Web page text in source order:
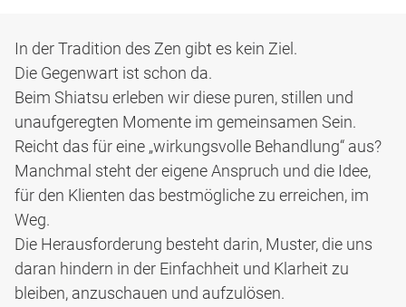
In der Tradition des Zen gibt es kein Ziel.
Die Gegenwart ist schon da.
Beim Shiatsu erleben wir diese puren, stillen und
unaufgeregten Momente im gemeinsamen Sein.
Reicht das für eine „wirkungsvolle Behandlung“ aus?
Manchmal steht der eigene Anspruch und die Idee,
für den Klienten das bestmögliche zu erreichen, im
Weg.
Die Herausforderung besteht darin, Muster, die uns
daran hindern in der Einfachheit und Klarheit zu
bleiben, anzuschauen und aufzulösen.
Stufe 5
Stufe 6
Stufe 7